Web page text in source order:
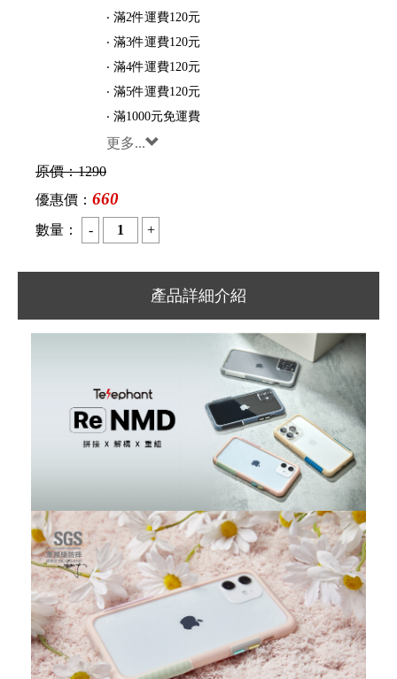
‧ 滿2件運費120元
‧ 滿3件運費120元
‧ 滿4件運費120元
‧ 滿5件運費120元
‧ 滿1000元免運費
更多...
原價：1290
優惠價： 660
數量：
產品詳細介紹